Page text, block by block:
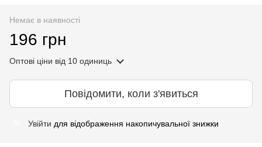
Немає в наявності
196 грн
Оптові ціни від 10 одиниць
Повідомити, коли з'явиться
Увійти для відображення накопичувальної знижки